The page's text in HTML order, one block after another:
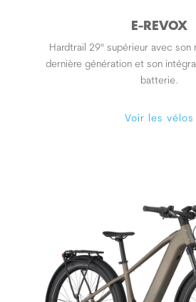
E-REVOX
Hardtrail 29" supérieur avec son
dernière génération et son
batterie.
Voir les vélos